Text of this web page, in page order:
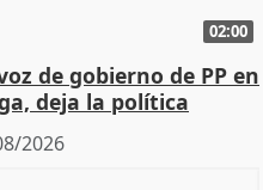
02:00
de gobierno de PP en
deja la política
2026